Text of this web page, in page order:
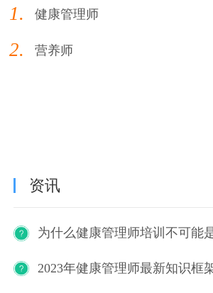
1. 健康管理师
2. 营养师
资讯
为什么健康管理师培训不可能
2023年健康管理师最新知识框